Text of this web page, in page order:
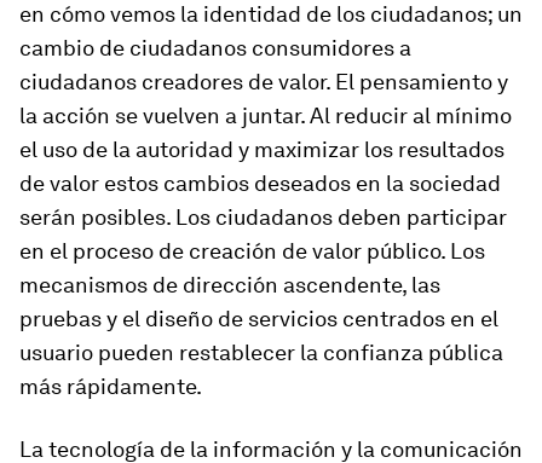
en cómo vemos la identidad de los ciudadanos; un
cambio de ciudadanos consumidores a
ciudadanos creadores de valor. El pensamiento y
la acción se vuelven a juntar. Al reducir al mínimo
el uso de la autoridad y maximizar los resultados
de valor estos cambios deseados en la sociedad
serán posibles. Los ciudadanos deben participar
en el proceso de creación de valor público. Los
mecanismos de dirección ascendente, las
pruebas y el diseño de servicios centrados en el
usuario pueden restablecer la confianza pública
más rápidamente.
La tecnología de la información y la comunicación